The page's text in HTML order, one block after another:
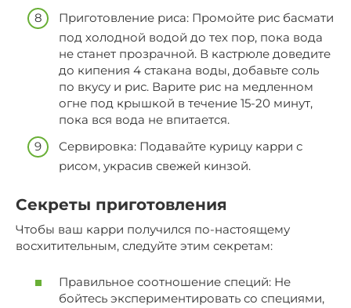
Приготовление риса: Промойте рис басмати
под холодной водой до тех пор, пока вода
не станет прозрачной. В кастрюле доведите
до кипения 4 стакана воды, добавьте соль
по вкусу и рис. Варите рис на медленном
огне под крышкой в течение 15-20 минут,
пока вся вода не впитается.
Сервировка: Подавайте курицу карри с
рисом, украсив свежей кинзой.
Секреты приготовления
Чтобы ваш карри получился по-настоящему
восхитительным, следуйте этим секретам:
Правильное соотношение специй: Не
бойтесь экспериментировать со специями,